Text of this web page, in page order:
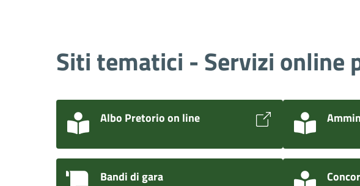
Siti tematici - Servizi online
Albo Pretorio on line
Bandi di gara